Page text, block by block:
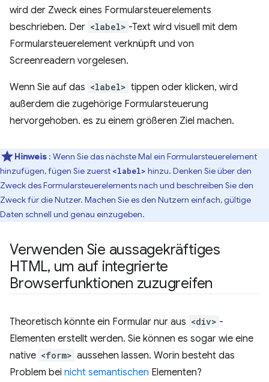
wird der Zweck eines Formularsteuerelements
beschrieben. Der <label> -Text wird visuell mit dem
Formularsteuerelement verknüpft und von
Screenreadern vorgelesen.
Wenn Sie auf das <label> tippen oder klicken, wird
außerdem die zugehörige Formularsteuerung
hervorgehoben. es zu einem größeren Ziel machen.
Hinweis : Wenn Sie das nächste Mal ein Formularsteuerelement
hinzufügen, fügen Sie zuerst <label> hinzu. Denken Sie über den
Zweck des Formularsteuerelements nach und beschreiben Sie den
Zweck für die Nutzer. Machen Sie es den Nutzern einfach, gültige
Daten schnell und genau einzugeben.
Verwenden Sie aussagekräftiges
HTML, um auf integrierte
Browserfunktionen zuzugreifen
Theoretisch könnte ein Formular nur aus <div> -
Elementen erstellt werden. Sie können es sogar wie eine
native <form> aussehen lassen. Worin besteht das
Problem bei nicht semantischen Elementen?